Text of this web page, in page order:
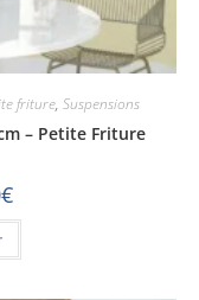
friture, Suspensions
– Petite Friture
€